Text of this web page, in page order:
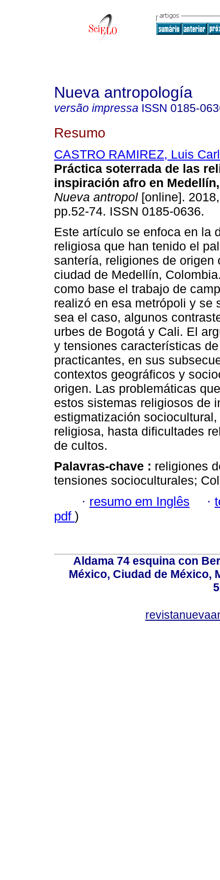
Nueva antropología
versão impressa ISSN 0185-
Resumo
CASTRO RAMIREZ, Luis
Práctica soterrada de las
inspiración afro en
Nueva antropol [online].
pp.52-74. ISSN 0185-0636.
Este artículo se enfoca en la
religiosa que han tenido el
santería, religiones de origen
ciudad de Medellín,
como base el trabajo de
realizó en esa metrópoli y se
sea el caso, algunos
urbes de Bogotá y Cali. El
y tensiones características
practicantes, en sus
contextos geográficos y
origen. Las problemáticas
estos sistemas religiosos de
estigmatización
religiosa, hasta dificultades
de cultos.
Palavras-chave : religiones
tensiones socioculturales;
· resumo em Inglês ·
pdf )
Aldama 74 esquina con
México, Ciudad de México,